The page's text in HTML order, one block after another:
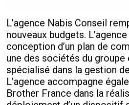
L’agence Nabis Conseil
nouveaux budgets.
conception d’un plan de
une des sociétés du groupe
spécialisé dans la gestion
L’agence accompagne
Brother France dans la